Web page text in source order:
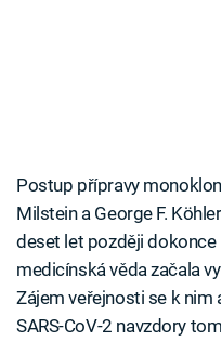
Postup přípravy
Milstein a George F.
deset let později dokonce
medicínská věda začala
Zájem veřejnosti se k
SARS-CoV-2 navzdory